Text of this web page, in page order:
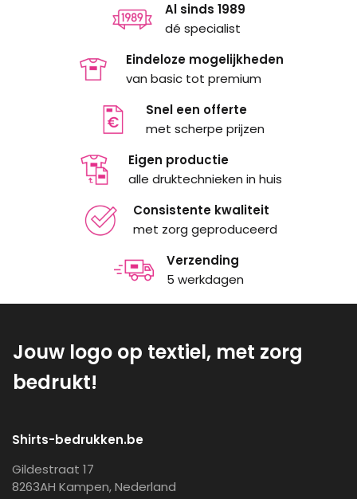
Al sinds 1989
dé specialist
Eindeloze mogelijkheden
van basic tot premium
Snel een offerte
met scherpe prijzen
Eigen productie
alle druktechnieken in huis
Consistente kwaliteit
met zorg geproduceerd
Verzending
5 werkdagen
Jouw logo op textiel, met zorg
bedrukt!
Shirts-bedrukken.be
Gildestraat 17
8263AH Kampen, Nederland